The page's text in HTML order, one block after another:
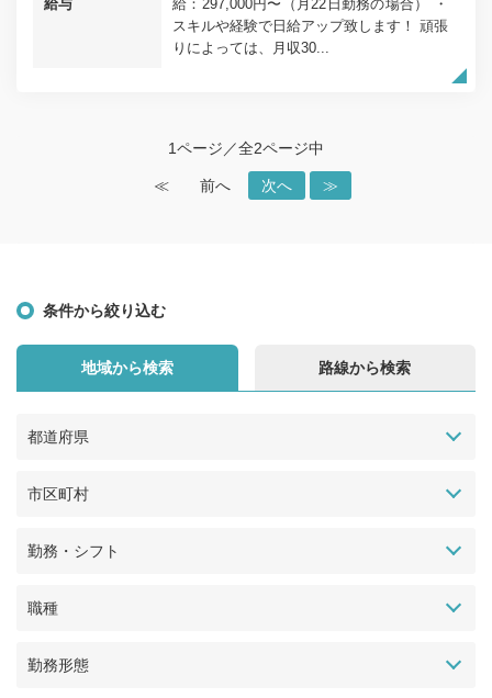
給与
給：297,000円〜（月22日勤務の場合） ・
スキルや経験で日給アップ致します！ 頑張
りによっては、月収30...
1ページ／全2ページ中
≪ 前へ 次へ ≫
条件から絞り込む
地域から検索 路線から検索
都道府県
市区町村
勤務・シフト
職種
勤務形態